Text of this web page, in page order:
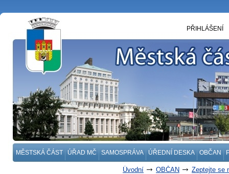
MĚSTSKÁ ČÁST ÚŘAD MČ SAMOSPRÁVA ÚŘEDNÍ DESKA OBČAN
PŘIHLÁŠENÍ
Úvodní OBČAN Zeptejte se